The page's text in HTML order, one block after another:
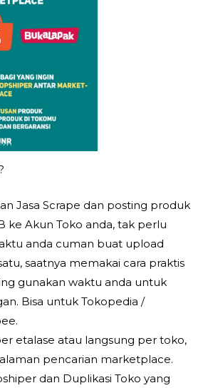
Jasa Scrape dan posting produk
ke Akun Toko anda, tak perlu
anda cuman buat upload
saatnya memakai cara praktis
gunakan waktu anda untuk
Bisa untuk Tokopedia /
etalase atau langsung per toko,
pencarian marketplace.
dan Duplikasi Toko yang